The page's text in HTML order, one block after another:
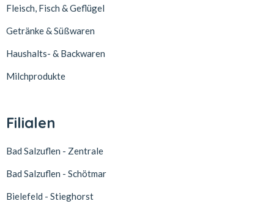
Fleisch, Fisch & Geflügel
Getränke & Süßwaren
Haushalts- & Backwaren
Milchprodukte
Filialen
Bad Salzuflen - Zentrale
Bad Salzuflen - Schötmar
Bielefeld - Stieghorst